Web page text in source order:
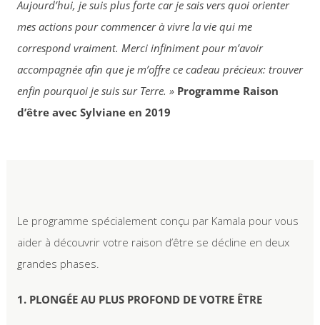
Aujourd’hui, je suis plus forte car je sais vers quoi orienter
mes actions pour commencer à vivre la vie qui me
correspond vraiment. Merci infiniment pour m’avoir
accompagnée afin que je m’offre ce cadeau précieux: trouver
enfin pourquoi je suis sur Terre. » Programme Raison
d’être avec Sylviane en 2019
Le programme spécialement conçu par Kamala pour vous
aider à découvrir votre raison d’être se décline en deux
grandes phases.
1. PLONGÉE AU PLUS PROFOND DE VOTRE ÊTRE